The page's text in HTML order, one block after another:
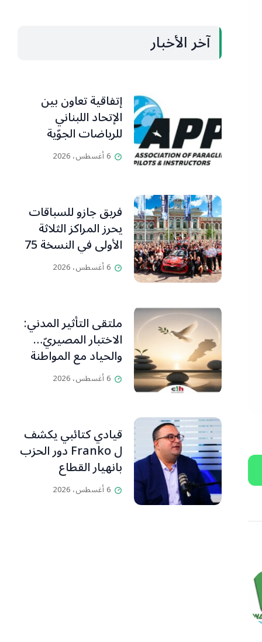
آخر الأخبار
إتفاقية تعاون بين
الإتحاد اللبناني
للرياضات الجوّية
وجمعية طيّاري
ومدرّبي الطيران
6 أغسطس، 2026
فريق جازو للسباقات
يحرز المراكز الثلاثة
الأولى في النسخة 75
من رالي فنلندا
6 أغسطس، 2026
ملتقى التأثير المدني:
الاختبار المصيريّ…
والحياد مع المواطنة
بوصلة
6 أغسطس، 2026
قيادي كتائبي يكشف
ل Franko دور الحزب
بانهيار القطاع
المصرفي
6 أغسطس، 2026